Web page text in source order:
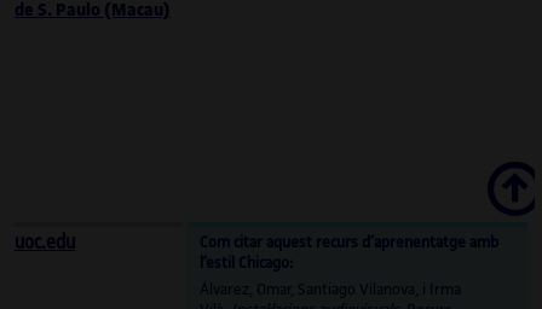
de S. Paulo (Macau)
Scroll
uoc.edu
Com citar aquest recurs d’aprenentatge amb
l’estil Chicago:
Álvarez, Omar, Santiago Vilanova, i Irma